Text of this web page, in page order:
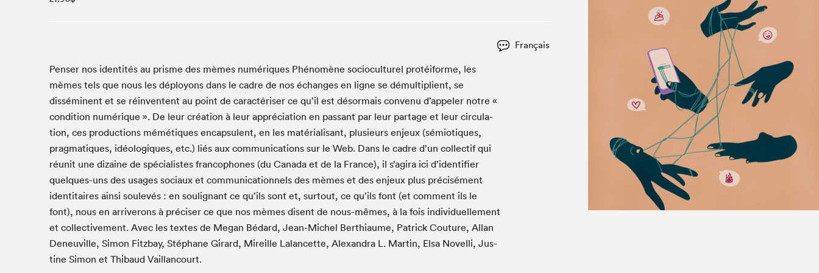
La lecture en cadeau
La Maison des libraires
Le grand jeu de lecture à voix haute du Salon du livre
de Montréal
Le Salon dans ta classe
Lettres québécoises au Salon
Liseur Public
Louisiane enracinée et branchée
Matinées scolaires Hydro-Québec
Mur des illustrateur·rice·s
Narra
SLM PRO
Vitrine du Festival littéraire international Metropolis
bleu au SLM
Zone Manga
À propos du Salon
Liste des exposant·e·s
Liste des auteur·rice·s
Français
Penser nos iden­tités au prisme des mèmes numériques Phénomène socio­cul­turel protéiforme, les
mèmes tels que nous les déployons dans le cadre de nos échanges en ligne se démultiplient, se
disséminent et se réinventent au point de caractériser ce qu’il est désormais con­venu d’appeler notre «
con­di­tion numérique ». De leur création à leur appréciation en pas­sant par leur partage et leur cir­cu­la­
tion, ces pro­duc­tions mémétiques encap­su­lent, en les matérialisant, plusieurs enjeux (sémiotiques,
prag­ma­tiques, idéologiques, etc.) liés aux com­mu­ni­ca­tions sur le Web. Dans le cadre d’un col­lec­tif qui
réunit une dizaine de spécialistes fran­coph­o­nes (du Cana­da et de la France), il s’agira ici d’identifier
quelques-uns des usages soci­aux et com­mu­ni­ca­tion­nels des mèmes et des enjeux plus précisément
iden­ti­taires ain­si soulevés : en soulig­nant ce qu’ils sont et, surtout, ce qu’ils font (et com­ment ils le
font), nous en arriverons à préciser ce que nos mèmes dis­ent de nous-mêmes, à la fois indi­vidu­elle­ment
et col­lec­tive­ment. Avec les textes de Megan Bédard, Jean-Michel Berthi­aume, Patrick Cou­ture, Allan
Deneuville, Simon Fitzbay, Stéphane Girard, Mireille Lalancette, Alexan­dra L. Mar­tin, Elsa Nov­el­li, Jus­
tine Simon et Thibaud Vaillancourt.